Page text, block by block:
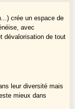
crée un espace de
avec
dévalorisation de tout
leur diversité mais
mieux dans